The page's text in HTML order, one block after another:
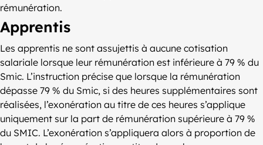
rémunération.
Apprentis
Les apprentis ne sont assujettis à aucune cotisation
salariale lorsque leur rémunération est inférieure à 79 % du
Smic. L’instruction précise que lorsque la rémunération
dépasse 79 % du Smic, si des heures supplémentaires sont
réalisées, l’exonération au titre de ces heures s’applique
uniquement sur la part de rémunération supérieure à 79 %
du SMIC. L’exonération s’appliquera alors à proportion de